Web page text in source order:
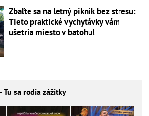
Zbaľte sa na letný piknik bez stresu:
Tieto praktické vychytávky vám
ušetria miesto v batohu!
Tu sa rodia zážitky